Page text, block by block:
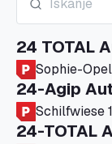
24 TOTAL
Sophie-
24-Agip
Schilfwiese
24-TOTAL